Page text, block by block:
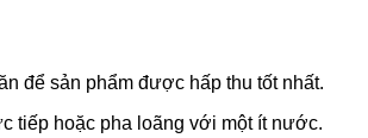
để sản phẩm được hấp thu tốt nhất.
tiếp hoặc pha loãng với một ít nước.